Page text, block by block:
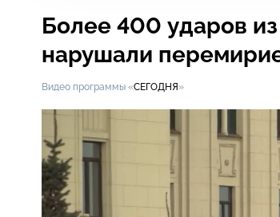
Более 400 ударов
нарушали
Видео программы «СЕГОДНЯ»